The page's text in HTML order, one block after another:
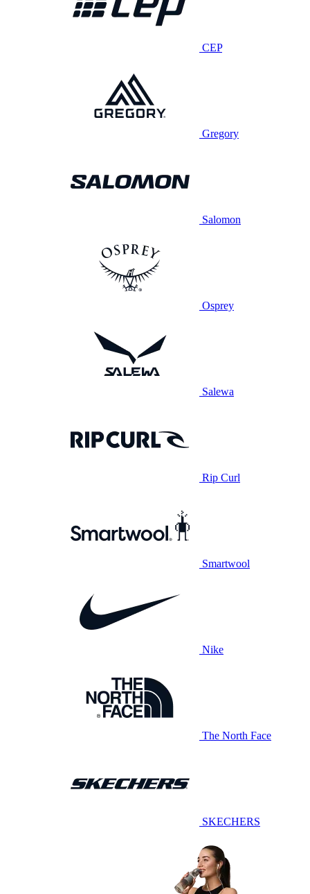
CEP
Gregory
Salomon
Osprey
Salewa
Rip Curl
Smartwool
Nike
The North Face
SKECHERS